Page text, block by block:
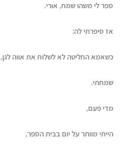
ספר לי משהו שמח, אורי.
אז סיפרתי לה:
כשאמא החליטה לא לשלוח את אווה לגן,
שמחתי.
מדי פעם,
הייתי מוותר על יום בבית הספר,